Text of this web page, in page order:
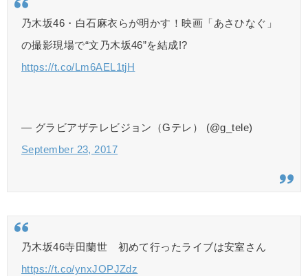
乃木坂46・白石麻衣らが明かす！映画「あさひなぐ」
の撮影現場で“文乃木坂46”を結成!?
https://t.co/Lm6AEL1tjH
— グラビアザテレビジョン（Gテレ） (@g_tele)
September 23, 2017
乃木坂46寺田蘭世 初めて行ったライブは安室さん
https://t.co/ynxJOPJZdz